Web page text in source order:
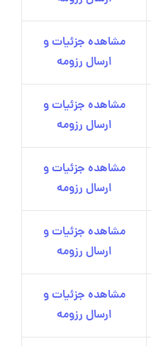
مشاهده جزئیات و
ارسال رزومه
مشاهده جزئیات و
ارسال رزومه
مشاهده جزئیات و
ارسال رزومه
مشاهده جزئیات و
ارسال رزومه
مشاهده جزئیات و
ارسال رزومه